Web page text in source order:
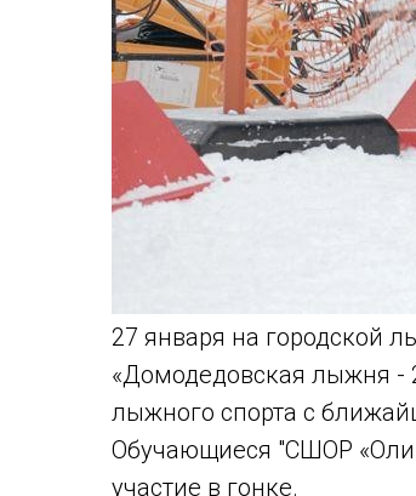
27 января на городской
«Домодедовская лыжня -
лыжного спорта с
Обучающиеся "СШОР
участие в гонке.